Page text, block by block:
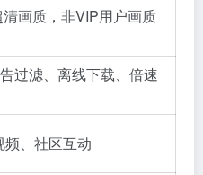
画质，非VIP用户画质
过滤、离线下载、倍速
、社区互动